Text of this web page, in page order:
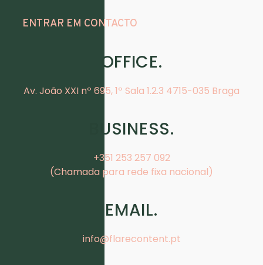
ENTRAR EM CONTACTO
OFFICE.
Av. João XXI nº 695, 1º Sala 1.2.3 4715-035 Braga
BUSINESS.
+351 253 257 092
(Chamada para rede fixa nacional)
EMAIL.
info@flarecontent.pt